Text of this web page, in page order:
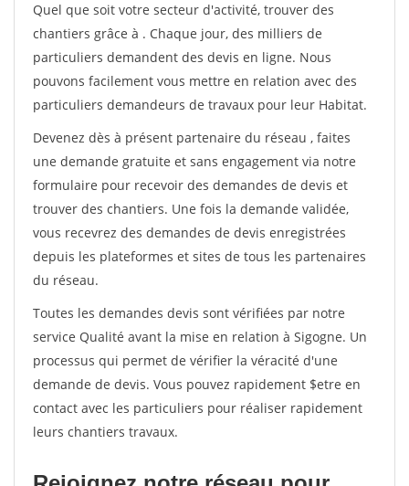
Quel que soit votre secteur d'activité, trouver des
chantiers grâce à . Chaque jour, des milliers de
particuliers demandent des devis en ligne. Nous
pouvons facilement vous mettre en relation avec des
particuliers demandeurs de travaux pour leur Habitat.
Devenez dès à présent partenaire du réseau , faites
une demande gratuite et sans engagement via notre
formulaire pour recevoir des demandes de devis et
trouver des chantiers. Une fois la demande validée,
vous recevrez des demandes de devis enregistrées
depuis les plateformes et sites de tous les partenaires
du réseau.
Toutes les demandes devis sont vérifiées par notre
service Qualité avant la mise en relation à Sigogne. Un
processus qui permet de vérifier la véracité d'une
demande de devis. Vous pouvez rapidement $etre en
contact avec les particuliers pour réaliser rapidement
leurs chantiers travaux.